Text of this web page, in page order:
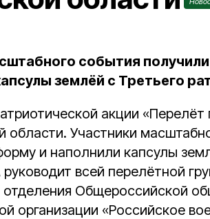
события
землёй с Третьего
акции «Перелёт
области. Участники
и наполнили капсулы
всей перелётной
отделения Общероссийской
организации «Российское